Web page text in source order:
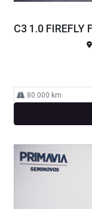
C3 1.0 FIREFLY
80.000 km